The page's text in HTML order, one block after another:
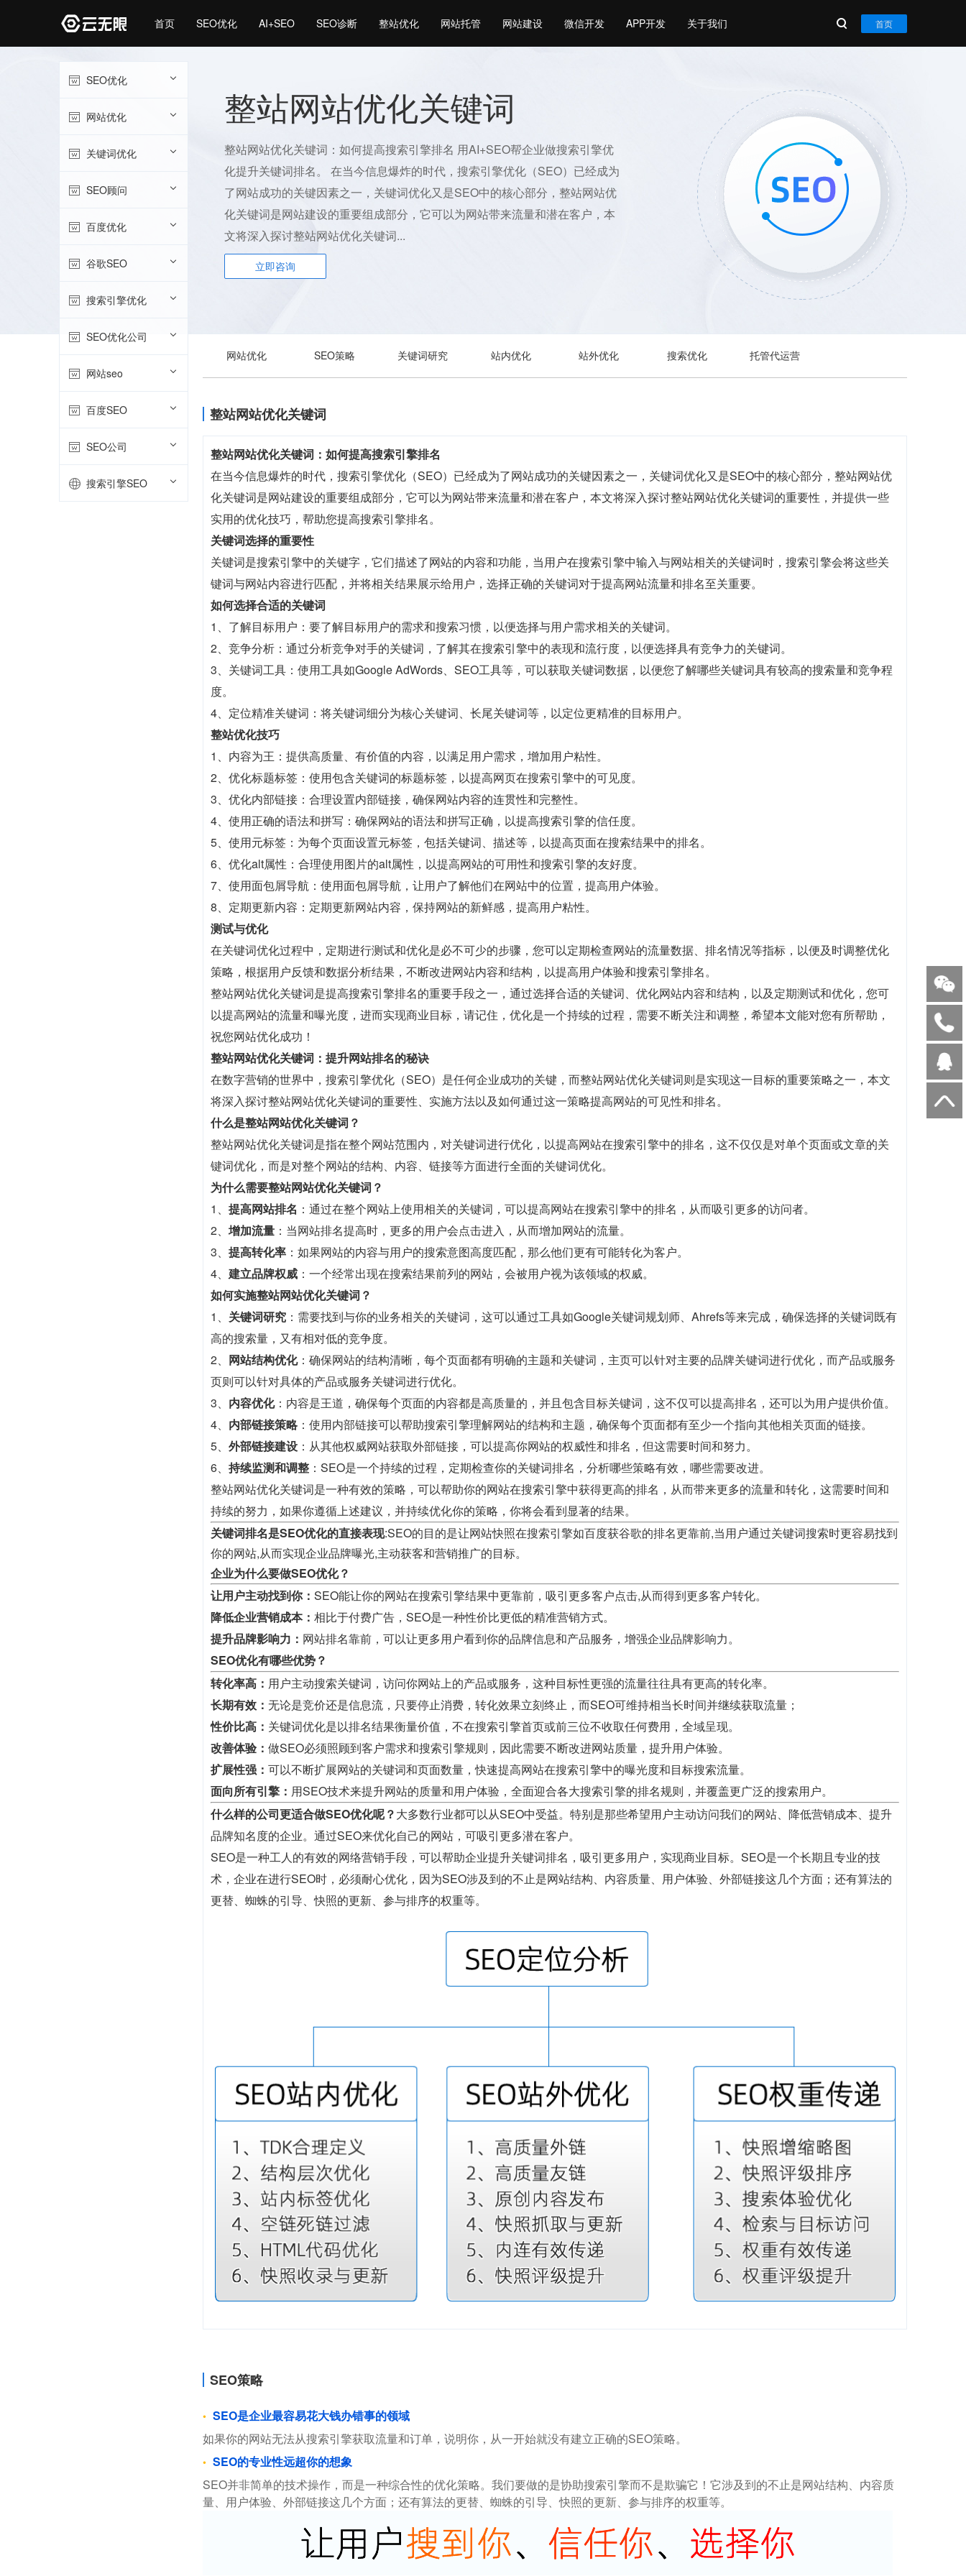
首页 SEO优化 AI+SEO SEO诊断 整站优化 网站托管 网站建设 微信开发 APP开发 关于我们 首页
整站网站优化关键词
整站网站优化关键词：如何提高搜索引擎排名 用AI+SEO帮企业做搜索引擎优
化提升关键词排名。 在当今信息爆炸的时代，搜索引擎优化（SEO）已经成为
了网站成功的关键因素之一，关键词优化又是SEO中的核心部分，整站网站优
化关键词是网站建设的重要组成部分，它可以为网站带来流量和潜在客户，本
文将深入探讨整站网站优化关键词...
立即咨询
SEO优化
网站优化
关键词优化
SEO顾问
百度优化
谷歌SEO
搜索引擎优化
SEO优化公司
网站seo
百度SEO
SEO公司
搜索引擎SEO
网站优化 SEO策略 关键词研究 站内优化 站外优化 搜索优化 托管代运营
整站网站优化关键词
整站网站优化关键词：如何提高搜索引擎排名
在当今信息爆炸的时代，搜索引擎优化（SEO）已经成为了网站成功的关键因素之一，关键词优化又是SEO中的核心部分，整站网站优
化关键词是网站建设的重要组成部分，它可以为网站带来流量和潜在客户，本文将深入探讨整站网站优化关键词的重要性，并提供一些
实用的优化技巧，帮助您提高搜索引擎排名。
关键词选择的重要性
关键词是搜索引擎中的关键字，它们描述了网站的内容和功能，当用户在搜索引擎中输入与网站相关的关键词时，搜索引擎会将这些关
键词与网站内容进行匹配，并将相关结果展示给用户，选择正确的关键词对于提高网站流量和排名至关重要。
如何选择合适的关键词
1、了解目标用户：要了解目标用户的需求和搜索习惯，以便选择与用户需求相关的关键词。
2、竞争分析：通过分析竞争对手的关键词，了解其在搜索引擎中的表现和流行度，以便选择具有竞争力的关键词。
3、关键词工具：使用工具如Google AdWords、SEO工具等，可以获取关键词数据，以便您了解哪些关键词具有较高的搜索量和竞争程
度。
4、定位精准关键词：将关键词细分为核心关键词、长尾关键词等，以定位更精准的目标用户。
整站优化技巧
1、内容为王：提供高质量、有价值的内容，以满足用户需求，增加用户粘性。
2、优化标题标签：使用包含关键词的标题标签，以提高网页在搜索引擎中的可见度。
3、优化内部链接：合理设置内部链接，确保网站内容的连贯性和完整性。
4、使用正确的语法和拼写：确保网站的语法和拼写正确，以提高搜索引擎的信任度。
5、使用元标签：为每个页面设置元标签，包括关键词、描述等，以提高页面在搜索结果中的排名。
6、优化alt属性：合理使用图片的alt属性，以提高网站的可用性和搜索引擎的友好度。
7、使用面包屑导航：使用面包屑导航，让用户了解他们在网站中的位置，提高用户体验。
8、定期更新内容：定期更新网站内容，保持网站的新鲜感，提高用户粘性。
测试与优化
在关键词优化过程中，定期进行测试和优化是必不可少的步骤，您可以定期检查网站的流量数据、排名情况等指标，以便及时调整优化
策略，根据用户反馈和数据分析结果，不断改进网站内容和结构，以提高用户体验和搜索引擎排名。
整站网站优化关键词是提高搜索引擎排名的重要手段之一，通过选择合适的关键词、优化网站内容和结构，以及定期测试和优化，您可
以提高网站的流量和曝光度，进而实现商业目标，请记住，优化是一个持续的过程，需要不断关注和调整，希望本文能对您有所帮助，
祝您网站优化成功！
整站网站优化关键词：提升网站排名的秘诀
在数字营销的世界中，搜索引擎优化（SEO）是任何企业成功的关键，而整站网站优化关键词则是实现这一目标的重要策略之一，本文
将深入探讨整站网站优化关键词的重要性、实施方法以及如何通过这一策略提高网站的可见性和排名。
什么是整站网站优化关键词？
整站网站优化关键词是指在整个网站范围内，对关键词进行优化，以提高网站在搜索引擎中的排名，这不仅仅是对单个页面或文章的关
键词优化，而是对整个网站的结构、内容、链接等方面进行全面的关键词优化。
为什么需要整站网站优化关键词？
1、 提高网站排名 ：通过在整个网站上使用相关的关键词，可以提高网站在搜索引擎中的排名，从而吸引更多的访问者。
2、 增加流量 ：当网站排名提高时，更多的用户会点击进入，从而增加网站的流量。
3、 提高转化率 ：如果网站的内容与用户的搜索意图高度匹配，那么他们更有可能转化为客户。
4、 建立品牌权威 ：一个经常出现在搜索结果前列的网站，会被用户视为该领域的权威。
如何实施整站网站优化关键词？
1、 关键词研究 ：需要找到与你的业务相关的关键词，这可以通过工具如Google关键词规划师、Ahrefs等来完成，确保选择的关键词既有
高的搜索量，又有相对低的竞争度。
2、 网站结构优化：确保网站的结构清晰，每个页面都有明确的主题和关键词，主页可以针对主要的品牌关键词进行优化，而产品或服务
页则可以针对具体的产品或服务关键词进行优化。
3、 内容优化：内容是王道，确保每个页面的内容都是高质量的，并且包含目标关键词，这不仅可以提高排名，还可以为用户提供价值。
4、 内部链接策略：使用内部链接可以帮助搜索引擎理解网站的结构和主题，确保每个页面都有至少一个指向其他相关页面的链接。
5、 外部链接建设 ：从其他权威网站获取外部链接，可以提高你网站的权威性和排名，但这需要时间和努力。
6、 持续监测和调整 ：SEO是一个持续的过程，定期检查你的关键词排名，分析哪些策略有效，哪些需要改进。
整站网站优化关键词是一种有效的策略，可以帮助你的网站在搜索引擎中获得更高的排名，从而带来更多的流量和转化，这需要时间和
持续的努力，如果你遵循上述建议，并持续优化你的策略，你将会看到显著的结果。
关键词排名是SEO优化的直接表现:SEO的目的是让网站快照在搜索引擎如百度获谷歌的排名更靠前,当用户通过关键词搜索时更容易找到
你的网站,从而实现企业品牌曝光,主动获客和营销推广的目标。
企业为什么要做SEO优化？
让用户主动找到你： SEO能让你的网站在搜索引擎结果中更靠前，吸引更多客户点击,从而得到更多客户转化。
降低企业营销成本： 相比于付费广告，SEO是一种性价比更低的精准营销方式。
提升品牌影响力： 网站排名靠前，可以让更多用户看到你的品牌信息和产品服务，增强企业品牌影响力。
SEO优化有哪些优势？
转化率高： 用户主动搜索关键词，访问你网站上的产品或服务，这种目标性更强的流量往往具有更高的转化率。
长期有效： 无论是竞价还是信息流，只要停止消费，转化效果立刻终止，而SEO可维持相当长时间并继续获取流量；
性价比高： 关键词优化是以排名结果衡量价值，不在搜索引擎首页或前三位不收取任何费用，全域呈现。
改善体验： 做SEO必须照顾到客户需求和搜索引擎规则，因此需要不断改进网站质量，提升用户体验。
扩展性强： 可以不断扩展网站的关键词和页面数量，快速提高网站在搜索引擎中的曝光度和目标搜索流量。
面向所有引擎： 用SEO技术来提升网站的质量和用户体验，全面迎合各大搜索引擎的排名规则，并覆盖更广泛的搜索用户。
什么样的公司更适合做SEO优化呢？大多数行业都可以从SEO中受益。特别是那些希望用户主动访问我们的网站、降低营销成本、提升
品牌知名度的企业。通过SEO来优化自己的网站，可吸引更多潜在客户。
SEO是一种工人的有效的网络营销手段，可以帮助企业提升关键词排名，吸引更多用户，实现商业目标。SEO是一个长期且专业的技
术，企业在进行SEO时，必须耐心优化，因为SEO涉及到的不止是网站结构、内容质量、用户体验、外部链接这几个方面；还有算法的
更替、蜘蛛的引导、快照的更新、参与排序的权重等。
SEO策略
SEO是企业最容易花大钱办错事的领域
如果你的网站无法从搜索引擎获取流量和订单，说明你，从一开始就没有建立正确的SEO策略。
SEO的专业性远超你的想象
SEO并非简单的技术操作，而是一种综合性的优化策略。我们要做的是协助搜索引擎而不是欺骗它！它涉及到的不止是网站结构、内容质
量、用户体验、外部链接这几个方面；还有算法的更替、蜘蛛的引导、快照的更新、参与排序的权重等。